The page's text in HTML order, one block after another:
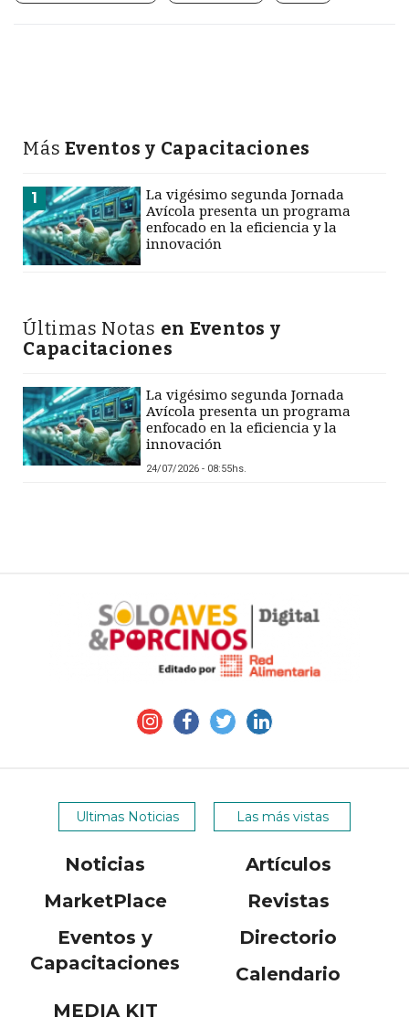
Más Eventos y Capacitaciones
1
La vigésimo segunda Jornada
Avícola presenta un programa
enfocado en la eficiencia y la
innovación
Últimas Notas en Eventos y
Capacitaciones
La vigésimo segunda Jornada
Avícola presenta un programa
enfocado en la eficiencia y la
innovación
24/07/2026 - 08:55hs.
Ultimas Noticias Las más vistas
Noticias
Artículos
MarketPlace
Revistas
Eventos y
Capacitaciones
Directorio
Calendario
MEDIA KIT